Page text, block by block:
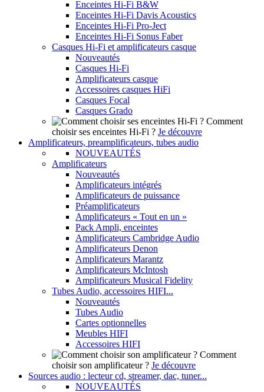
Enceintes Hi-Fi B&W
Enceintes Hi-Fi Davis Acoustics
Enceintes Hi-Fi Pro-Ject
Enceintes Hi-Fi Sonus Faber
Casques Hi-Fi et amplificateurs casque
Nouveautés
Casques Hi-Fi
Amplificateurs casque
Accessoires casques HiFi
Casques Focal
Casques Grado
Comment
choisir ses enceintes Hi-Fi ? Je découvre
Amplificateurs, preamplificateurs, tubes audio
NOUVEAUTÉS
Amplificateurs
Nouveautés
Amplificateurs intégrés
Amplificateurs de puissance
Préamplificateurs
Amplificateurs « Tout en un »
Pack Ampli, enceintes
Amplificateurs Cambridge Audio
Amplificateurs Denon
Amplificateurs Marantz
Amplificateurs McIntosh
Amplificateurs Musical Fidelity
Tubes Audio, accessoires HIFI...
Nouveautés
Tubes Audio
Cartes optionnelles
Meubles HIFI
Accessoires HIFI
Comment
choisir son amplificateur ? Je découvre
Sources audio : lecteur cd, streamer, dac, tuner...
NOUVEAUTÉS